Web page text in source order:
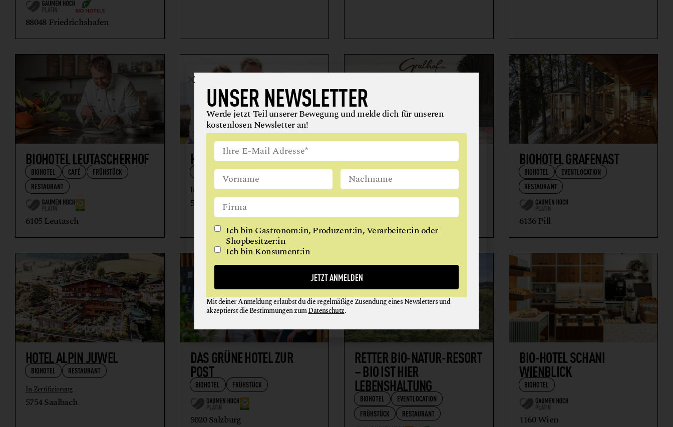
88048 Friedrichshafen
BIOHOTEL LEUTASCHERHOF
BIOHOTEL CAFÉ
FRÜHSTÜCK
RESTAURANT
6105 Leutasch
HOTEL AMMERHAUSER
BIOHOTEL FRÜHSTÜCK RESTAURANT
In Zertifizierung
5102 Anthering
BIO-HOTEL GRALHOF
BIOHOTEL
BIOHOTEL GRAFENAST
BIOHOTEL
EVENTLOCATION
RESTAURANT
6136 Pill
HOTEL ALPIN JUWEL
BIOHOTEL RESTAURANT
In Zertifizierung
5754 Saalbach
DAS GRÜNE HOTEL ZUR
POST
BIOHOTEL FRÜHSTÜCK
5020 Salzburg
RETTER BIO-NATUR-RESORT
– BIO IST HIER
LEBENSHALTUNG
BIOHOTEL
EVENTLOCATION
FRÜHSTÜCK
RESTAURANT
BIO-HOTEL SCHANI
WIENBLICK
BIOHOTEL
1160 Wien
UNSER NEWSLETTER
Werde jetzt Teil unserer Bewegung und melde dich für unseren
kostenlosen Newsletter an!
Ich bin Gastronom:in, Produzent:in, Verarbeiter:in oder
Shopbesitzer:in
Ich bin Konsument:in
JETZT ANMELDEN
Mit deiner Anmeldung erlaubst du die regelmäßige Zusendung eines Newsletters und
akzeptierst die Bestimmungen zumDatenschutz.